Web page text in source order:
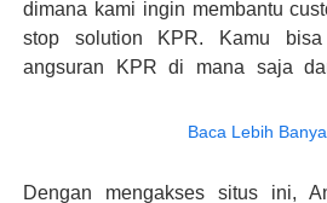
dimana kami ingin membantu
stop solution KPR. Kamu bisa
angsuran KPR di mana saja
konsultasi mengenai KPR, maka
memberikan keuntungan yang
Baca Lebih
Dengan mengakses situs ini,